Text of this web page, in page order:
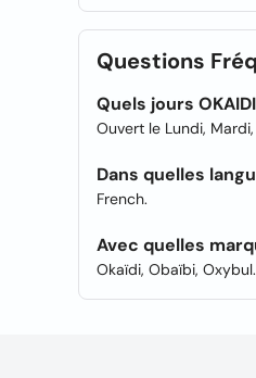
Questions
Quels jours
Ouvert le Lundi,
Dans quelles
French.
Avec quelles
Okaïdi, Obaïbi, Oxybul.